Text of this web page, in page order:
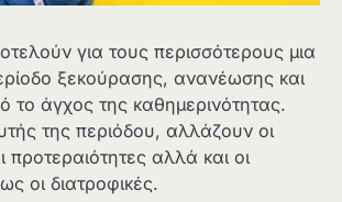
για τους περισσότερους μια
ξεκούρασης, ανανέωσης και
το άγχος της καθημερινότητας.
της περιόδου, αλλάζουν οι
προτεραιότητες αλλά και οι
οι διατροφικές.